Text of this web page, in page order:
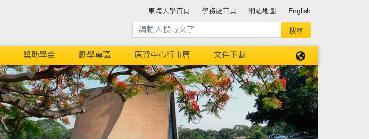
東海大學首頁 學務處首頁 網站地圖 English
獎助學金 勵學專區 原資中心行事曆 文件下載